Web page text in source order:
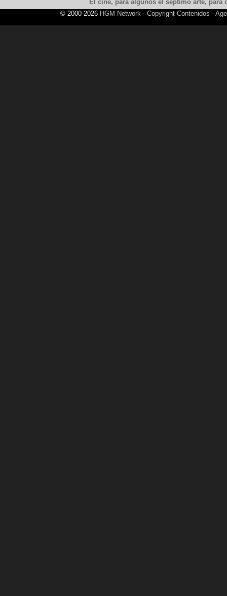
El cine, para algunos el septimo arte,
© 2000-2026 HGM Network - Copyright Contenidos -